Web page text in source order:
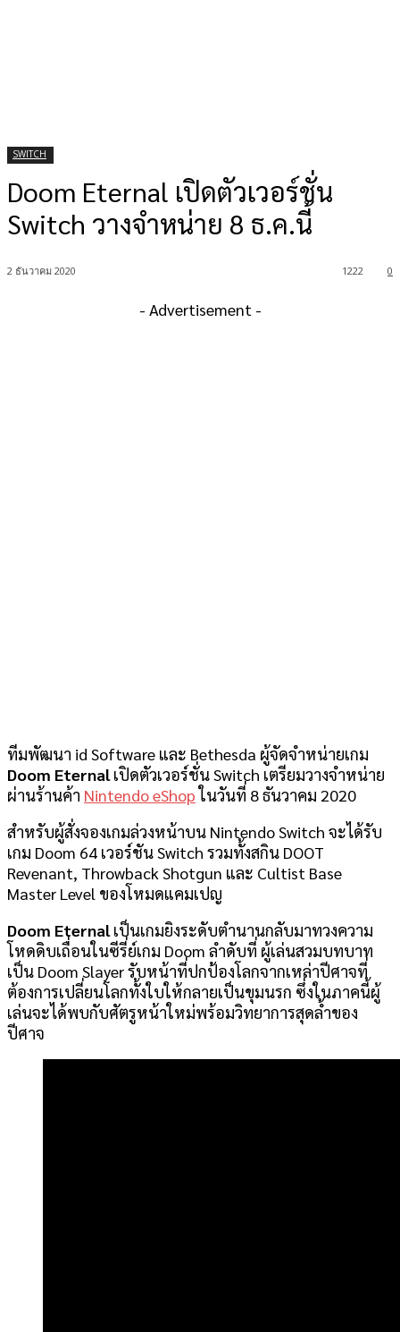
SWITCH
Doom Eternal เปิดตัวเวอร์ชั่น
Switch วางจำหน่าย 8 ธ.ค.นี้
2 ธันวาคม 2020 0
1222
- Advertisement -
ทีมพัฒนา id Software และ Bethesda ผู้จัดจำหน่ายเกม
Doom Eternalเปิดตัวเวอร์ชั่น Switch เตรียมวางจำหน่าย
ผ่านร้านค้า Nintendo eShopในวันที่ 8 ธันวาคม 2020
สำหรับผู้สั่งจองเกมล่วงหน้าบน Nintendo Switch จะได้รับ
เกม Doom 64 เวอร์ชัน Switch รวมทั้งสกิน DOOT
Revenant, Throwback Shotgun และ Cultist Base
Master Level ของโหมดแคมเปญ
Doom Eternalเป็นเกมยิงระดับตำนานกลับมาทวงความ
โหดดิบเถื่อนในซีรี่ย์เกม Doom ลำดับที่ ผู้เล่นสวมบทบาท
เป็น Doom Slayer รับหน้าที่ปกป้องโลกจากเหล่าปีศาจที่
ต้องการเปลี่ยนโลกทั้งใบให้กลายเป็นขุมนรก ซึ่งในภาคนี้ผู้
เล่นจะได้พบกับศัตรูหน้าใหม่พร้อมวิทยาการสุดล้ำของ
ปีศาจ